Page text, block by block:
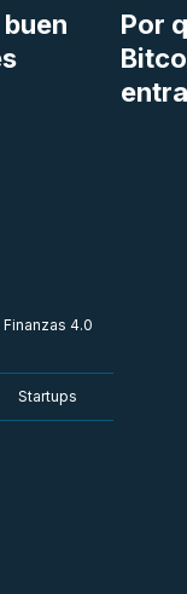
Por
Finanzas 4.0
Startups